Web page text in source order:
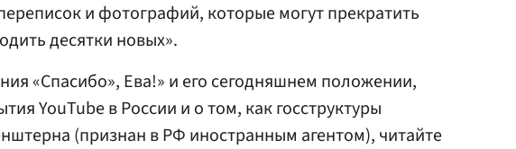
и фотографий, которые могут прекратить
десятки новых».
«Спасибо», Ева!» и его сегодняшнем положении,
YouTube в России и о том, как госструктуры
(признан в РФ иностранным агентом), читайте